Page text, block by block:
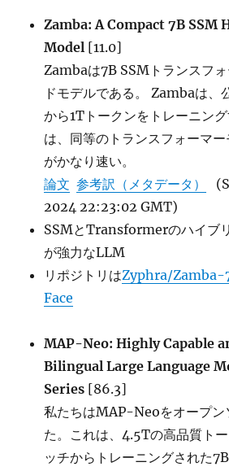
Zamba: A Compact 7B SSM
Model [11.0]
Zambaは7B SSMトランスフ
ドモデルである。 Zambaは、
から1Tトークンをトレーニン
は、同等のトランスフォーマ
がかなり速い。
論文 参考訳（メタデータ）
2024 22:23:02 GMT)
SSMとTransformerのハイブ
が強力なLLM
リポジトリはZyphra/Zamba-
Face
MAP-Neo: Highly Capable
Bilingual Large Language
Series [86.3]
私たちはMAP-Neoをオープン
た。これは、4.5Tの高品質ト
ッチからトレーニングされた